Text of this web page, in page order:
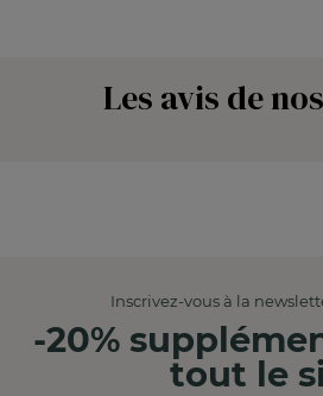
Les avis de
Inscrivez-vous à la
-20%
tout le